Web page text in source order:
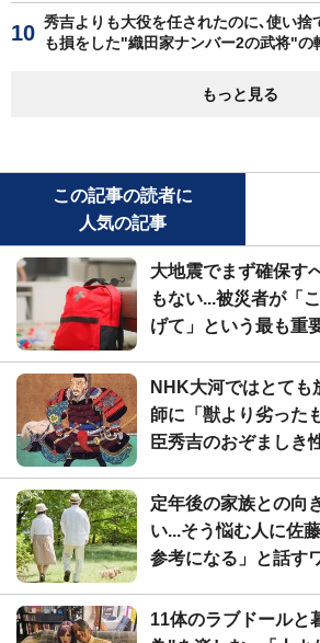
秀吉よりも大役を任されたのに､使い
も損をした"織田家ナンバー2の武将"の
もっと見る
この記事の読者に
人気の記事
大地震でまず確保す
もない...被災者が「
げて」という最も重
NHK大河ではとても
師に「獣より劣った
臣秀吉のおぞましき
定年後の家族との向
い...そう悩む人に佐
参考になる」と話す
11体のラブドールと